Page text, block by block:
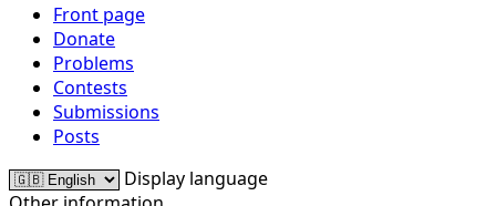
Front page
Donate
Problems
Contests
Submissions
Posts
Display language